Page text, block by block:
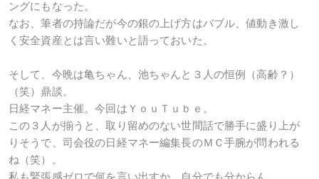
ングにもなった。
なお、筆者の持論だが今の銀の上げ方はバブル、値動き激し
く安全資産とは言い難いと語っておいた。
そして、今晩は亀ちゃん、池ちゃんと３人の恒例（高齢？）
（笑）鼎談。
日経マネー主催。今回はＹｏｕＴｕｂｅ。
この３人が揃うと、取り留めのない世間話で勝手に盛り上が
りそうで、司会役の日経マネー編集長のＭＣ手腕が問われる
ね（笑）。
私も緊張感ゼロで何を言い出すか、自分でも分からん。